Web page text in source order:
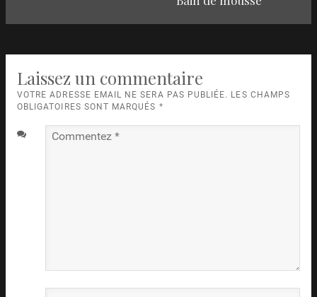
Laissez un commentaire
VOTRE ADRESSE EMAIL NE SERA PAS PUBLIÉE. LES CHAMPS
OBLIGATOIRES SONT MARQUÉS *
Commentez